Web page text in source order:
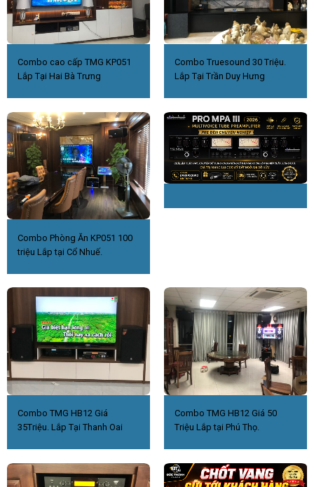
Combo cao cấp TMG KP051
Lắp Tại Hai Bà Trưng
Combo Truesound 30 Triệu.
Lắp Tại Trần Duy Hưng
Combo Phòng Ăn KP051 100
triệu Lắp tại Cổ Nhuế.
Combo TMG HB12 Giá
35Triệu. Lắp Tại Thanh Oai
Combo TMG HB12 Giá 50
Triệu Lắp tại Phú Thọ.